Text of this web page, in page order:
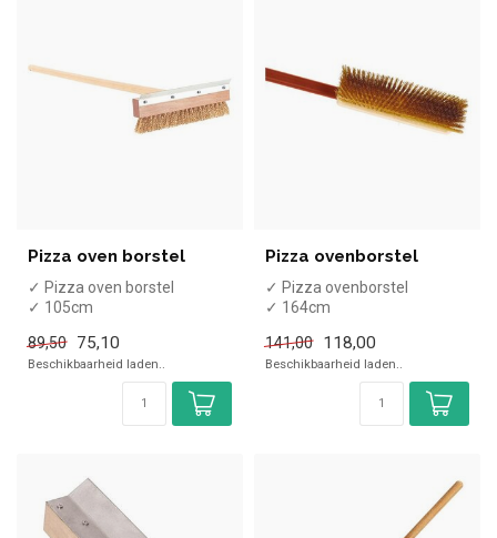
Pizza oven borstel
✓ Pizza oven borstel
✓ 105cm
89,50
75,10
Beschikbaarheid laden..
Pizza ovenborstel
✓ Pizza ovenborstel
✓ 164cm
141,00
118,00
Beschikbaarheid laden..